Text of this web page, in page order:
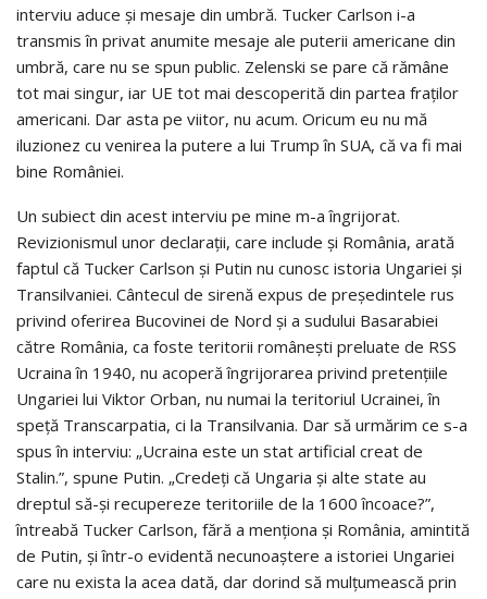
interviu aduce și mesaje din umbră. Tucker Carlson i-a
transmis în privat anumite mesaje ale puterii americane din
umbră, care nu se spun public. Zelenski se pare că rămâne
tot mai singur, iar UE tot mai descoperită din partea fraților
americani. Dar asta pe viitor, nu acum. Oricum eu nu mă
iluzionez cu venirea la putere a lui Trump în SUA, că va fi mai
bine României.
Un subiect din acest interviu pe mine m-a îngrijorat.
Revizionismul unor declarații, care include și România, arată
faptul că Tucker Carlson și Putin nu cunosc istoria Ungariei și
Transilvaniei. Cântecul de sirenă expus de președintele rus
privind oferirea Bucovinei de Nord și a sudului Basarabiei
către România, ca foste teritorii românești preluate de RSS
Ucraina în 1940, nu acoperă îngrijorarea privind pretențiile
Ungariei lui Viktor Orban, nu numai la teritoriul Ucrainei, în
speță Transcarpatia, ci la Transilvania. Dar să urmărim ce s-a
spus în interviu: „Ucraina este un stat artificial creat de
Stalin.”, spune Putin. „Credeți că Ungaria și alte state au
dreptul să-și recupereze teritoriile de la 1600 încoace?”,
întreabă Tucker Carlson, fără a menționa și România, amintită
de Putin, și într-o evidentă necunoaștere a istoriei Ungariei
care nu exista la acea dată, dar dorind să mulțumească prin